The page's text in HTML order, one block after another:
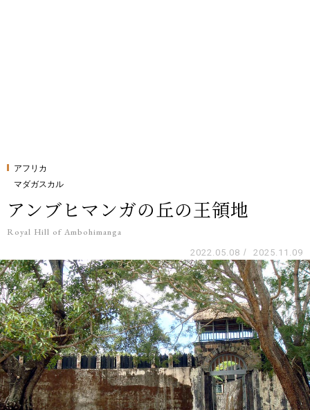
アフリカ
マダガスカル
アンブヒマンガの丘の王領地
Royal Hill of Ambohimanga
2022.05.08 / 2025.11.09